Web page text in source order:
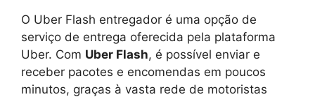
O Uber Flash entregador é uma opção de
serviço de entrega oferecida pela plataforma
Uber. Com Uber Flash, é possível enviar e
receber pacotes e encomendas em poucos
minutos, graças à vasta rede de motoristas